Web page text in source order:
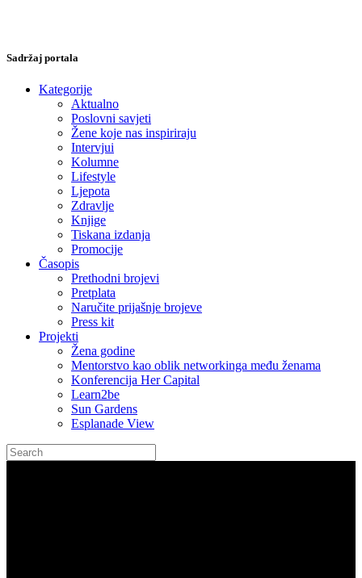
Sadržaj portala
Kategorije
Aktualno
Poslovni savjeti
Žene koje nas inspiriraju
Intervjui
Kolumne
Lifestyle
Ljepota
Zdravlje
Knjige
Tiskana izdanja
Promocije
Časopis
Prethodni brojevi
Pretplata
Naručite prijašnje brojeve
Press kit
Projekti
Žena godine
Mentorstvo kao oblik networkinga među ženama
Konferencija Her Capital
Learn2be
Sun Gardens
Esplanade View